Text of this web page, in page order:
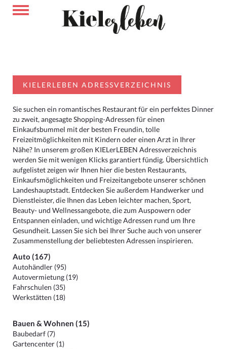
KIELERLEBEN ADRESSVERZEICHNIS
Sie suchen ein romantisches Restaurant für ein perfektes Dinner
zu zweit, angesagte Shopping-Adressen für einen
Einkaufsbummel mit der besten Freundin, tolle
Freizeitmöglichkeiten mit Kindern oder einen Arzt in Ihrer
Nähe? In unserem großen KIELerLEBEN Adressverzeichnis
werden Sie mit wenigen Klicks garantiert fündig. Übersichtlich
aufgelistet zeigen wir Ihnen hier die besten Restaurants,
Einkaufsmöglichkeiten und Freizeitangebote unserer schönen
Landeshauptstadt. Entdecken Sie außerdem Handwerker und
Dienstleister, die Ihnen das Leben leichter machen, Sport,
Beauty- und Wellnessangebote, die zum Auspowern oder
Entspannen einladen, und wichtige Adressen rund um Ihre
Gesundheit. Lassen Sie sich bei Ihrer Suche auch von unserer
Zusammenstellung der beliebtesten Adressen inspirieren.
Auto (167)
Autohändler (95)
Autovermietung (19)
Fahrschulen (35)
Werkstätten (18)
Bauen & Wohnen (15)
Baubedarf (7)
Gartencenter (1)